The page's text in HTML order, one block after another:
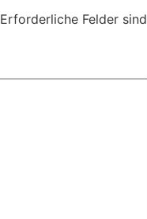
Erforderliche Felder sind